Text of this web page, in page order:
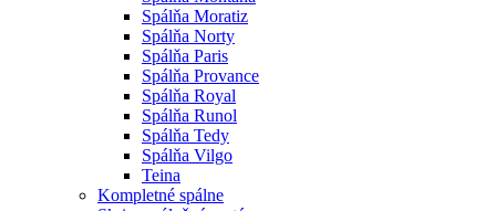
Spálňa Moratiz
Spálňa Norty
Spálňa Paris
Spálňa Provance
Spálňa Royal
Spálňa Runol
Spálňa Tedy
Spálňa Vilgo
Teina
Kompletné spálne